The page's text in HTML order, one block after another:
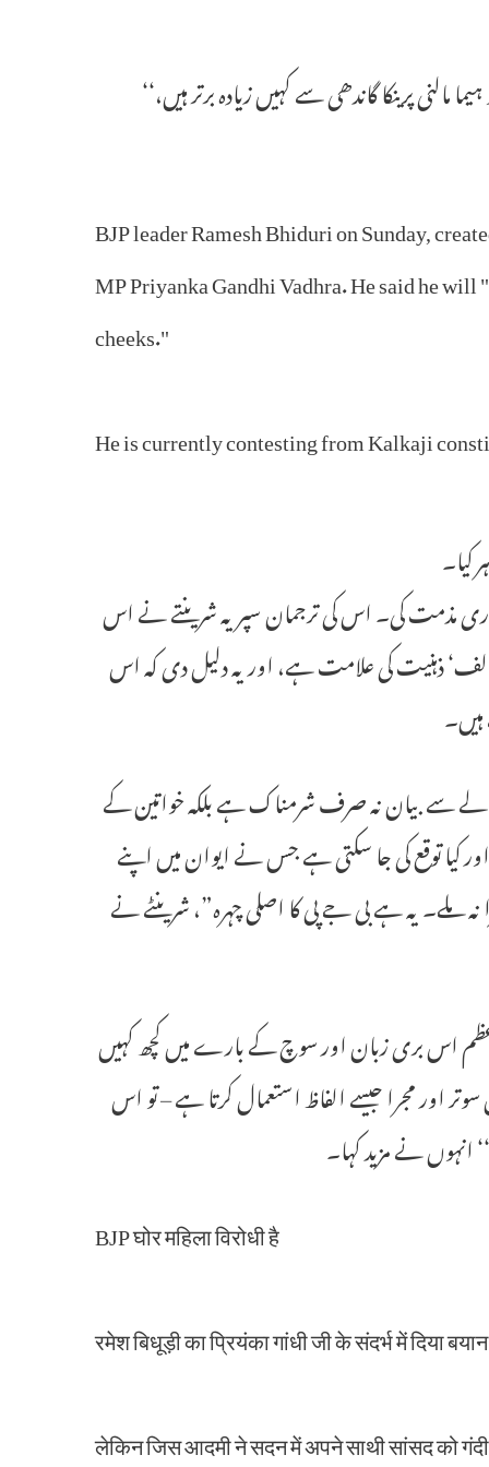
پرینکا گاندھی سے کہیں زیادہ برتر ہیں،‘‘
BJP leader Ramesh Bhiduri on Sunday,
MP Priyanka Gandhi Vadhra. He said he
cheeks."
He is currently contesting from Kalkaji
مذمت کی۔ اس کی ترجمان سپریہ شرینتے نے اس
ذہنیت کی علامت ہے، اور یہ دلیل دی کہ اس
سے بیان نہ صرف شرمناک ہے بلکہ خواتین کے
کیا توقع کی جا سکتی ہے جس نے ایوان میں اپنے
ملے۔ یہ ہے بی جے پی کا اصلی چہرہ”، شرینٹے نے
اعظم اس بری زبان اور سوچ کے بارے میں کچھ کہیں
مجرا جیسے الفاظ استعمال کرتا ہے – تو اس
نے مزید کہا۔
BJP घोर महिला विरोधी है
रमेश बिधूड़ी का प्रियंका गांधी जी के संदर्भ में दिया
लेकिन जिस आदमी ने सदन में अपने साथी सांसद को गंदी